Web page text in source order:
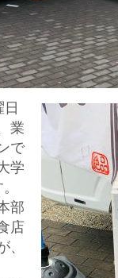
業
で
学
部
店
、